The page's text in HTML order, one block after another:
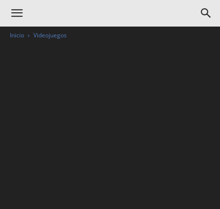
Inicio Videojuegos